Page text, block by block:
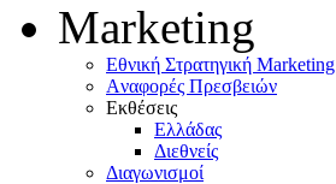
Marketing
Eθνική Στρατηγική Marketing
Aναφορές Πρεσβειών
Eκθέσεις
Eλλάδας
Διεθνείς
Διαγωνισμοί